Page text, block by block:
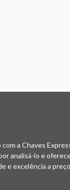
a Chaves
analisá-lo e
e excelência a